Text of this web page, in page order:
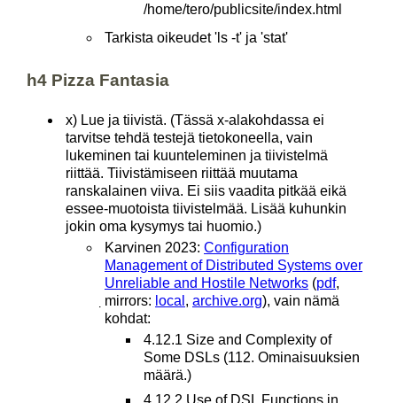
/home/tero/publicsite/index.html
Tarkista oikeudet 'ls -t' ja 'stat'
h4 Pizza Fantasia
x) Lue ja tiivistä. (Tässä x-alakohdassa ei
tarvitse tehdä testejä tietokoneella, vain
lukeminen tai kuunteleminen ja tiivistelmä
riittää. Tiivistämiseen riittää muutama
ranskalainen viiva. Ei siis vaadita pitkää eikä
essee-muotoista tiivistelmää. Lisää kuhunkin
jokin oma kysymys tai huomio.)
Karvinen 2023: Configuration
Management of Distributed Systems over
Unreliable and Hostile Networks (pdf,
̣mirrors: local , archive.org), vain nämä
kohdat:
4.12.1 Size and Complexity of
Some DSLs (112. Ominaisuuksien
määrä.)